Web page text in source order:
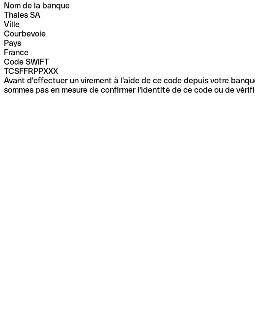
Nom de la banque
Thales SA
Ville
Courbevoie
Pays
France
Code SWIFT
TCSFFRPPXXX
Avant d'effectuer un virement à l'aide de ce code depuis votre
sommes pas en mesure de confirmer l'identité de ce code ou de